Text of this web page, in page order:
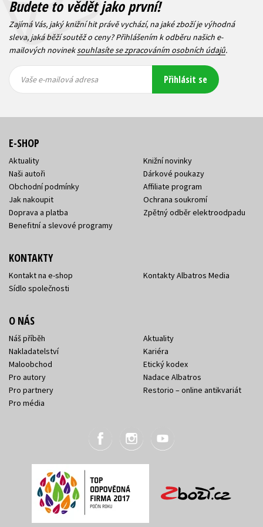
Budete to vědět jako první!
Zajímá Vás, jaký knižní hit právě vychází, na jaké zboží je výhodná
sleva, jaká běží soutěž o ceny? Přihlášením k odběru našich e-
mailových novineksouhlasíte se zpracováním osobních údajů.
mailová
mailová
Vaše e-mailová adresa Přihlásit se
E-SHOP
Aktuality
Naši autoři
Obchodní podmínky
Jak nakoupit
Doprava a platba
Benefitní a slevové programy
Knižní novinky
Dárkové poukazy
Affiliate program
Ochrana soukromí
Zpětný odběr elektroodpadu
KONTAKTY
Kontakt na e-shop
Sídlo společnosti
Kontakty Albatros Media
O NÁS
Náš příběh
Nakladatelství
Maloobchod
Pro autory
Pro partnery
Pro média
Aktuality
Kariéra
Etický kodex
Nadace Albatros
Restorio – online antikvariát